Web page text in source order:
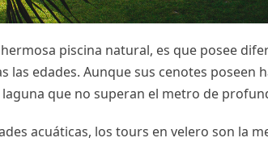
piscina natural, es que posee
las edades. Aunque sus cenotes poseen
laguna que no superan el metro de
acuáticas, los tours en velero son la